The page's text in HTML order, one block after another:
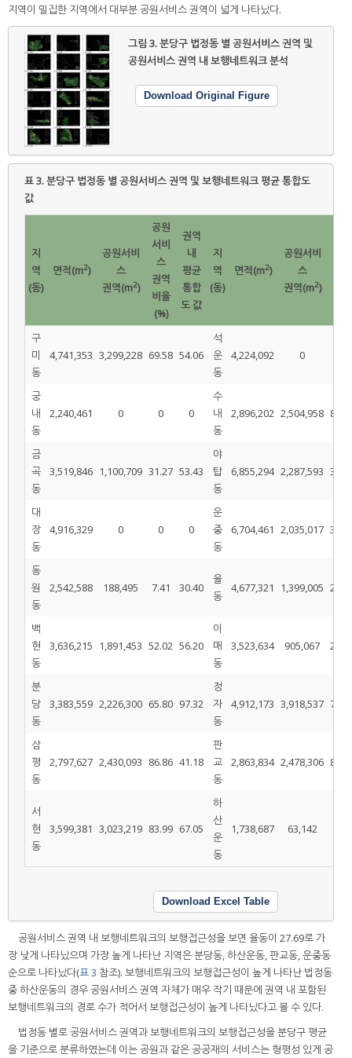
지역이 밀집한 지역에서 대부분 공원서비스 권역이 넓게 나타났다.
그림 3.분당구 법정동 별 공원서비스 권역 및
공원서비스 권역 내 보행네트워크 분석
Download Original Figure
표 3.분당구 법정동 별 공원서비스 권역 및 보행네트워크 평균 통합도
값
지
역
(동)
면적(m2)
공원서비
스
권역(m2)
공원
서비
스
권역
비율
(%)
권역
내
평균
통합
도 값
지
역
(동)
면적(m2)
공원서비
스
권역(m2)
구
미
동
4,741,353 3,299,228 69.58 54.06
석
운
동
4,224,092 0
궁
내
동
2,240,461 0 0 0
수
내
동
2,896,202 2,504,958
금
곡
동
3,519,846 1,100,709 31.27 53.43
야
탑
동
6,855,294 2,287,593
대
장
동
4,916,329 0 0 0
운
중
동
6,704,461 2,035,017
동
원
동
2,542,588 188,495 7.41 30.40
율
동
4,677,321 1,399,005
백
현
동
3,636,215 1,891,453 52.02 56.20
이
매
동
3,523,634 905,067
분
당
동
3,383,559 2,226,300 65.80 97.32
정
자
동
4,912,173 3,918,537
삼
평
동
2,797,627 2,430,093 86.86 41.18
판
교
동
2,863,834 2,478,306
서
현
동
3,599,381 3,023,219 83.99 67.05
하
산
운
동
1,738,687 63,142
Download Excel Table
공원서비스 권역 내 보행네트워크의 보행접근성을 보면 율동이 27.69로 가
장 낮게 나타났으며 가장 높게 나타난 지역은 분당동, 하산운동, 판교동, 운중동
순으로 나타났다(표 3 참조). 보행네트워크의 보행접근성이 높게 나타난 법정동
중 하산운동의 경우 공원서비스 권역 자체가 매우 작기 때문에 권역 내 포함된
보행네트워크의 경로 수가 적어서 보행접근성이 높게 나타났다고 볼 수 있다.
법정동 별로 공원서비스 권역과 보행네트워크의 보행접근성을 분당구 평균
을 기준으로 분류하였는데 이는 공원과 같은 공공재의 서비스는 형평성 있게 공